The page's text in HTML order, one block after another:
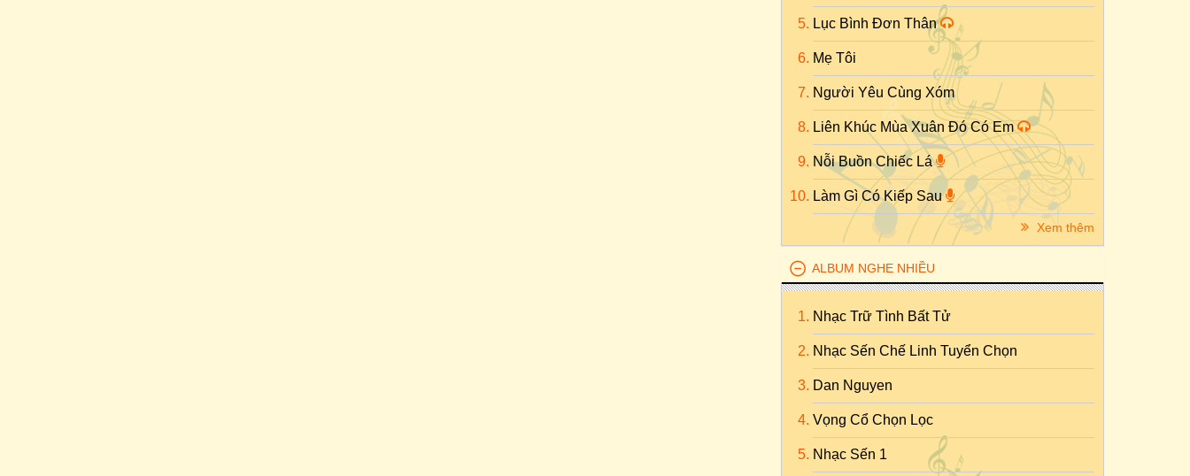
Lục Bình Đơn Thân
Mẹ Tôi
Người Yêu Cùng Xóm
Liên Khúc Mùa Xuân Đó Có Em
Nỗi Buồn Chiếc Lá
Làm Gì Có Kiếp Sau
Xem thêm
ALBUM NGHE NHIỀU
Nhạc Trữ Tình Bất Tử
Nhạc Sến Chế Linh Tuyển Chọn
Dan Nguyen
Vọng Cổ Chọn Lọc
Nhạc Sến 1